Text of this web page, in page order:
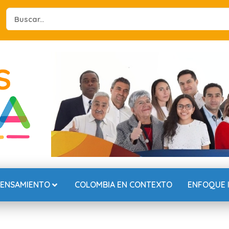
Search
...
COLOMBIA EN CONTEXTO ENFOQUE